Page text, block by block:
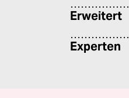
Erweitert
Experten